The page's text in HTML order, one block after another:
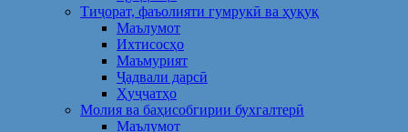
Тиҷорат, фаъолияти гумрукӣ ва ҳуқуқ
Маълумот
Ихтисосҳо
Маъмурият
Ҷадвали дарсӣ
Ҳуҷҷатҳо
Молия ва баҳисобгирии бухгалтерӣ
Маълумот